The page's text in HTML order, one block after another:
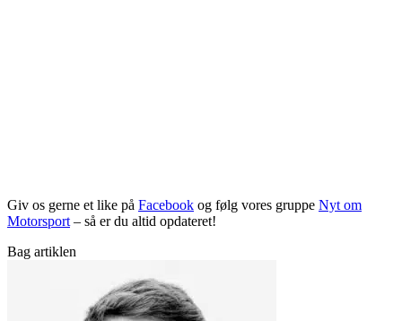
Giv os gerne et like på Facebook og følg vores gruppe Nyt om
Motorsport – så er du altid opdateret!
Bag artiklen